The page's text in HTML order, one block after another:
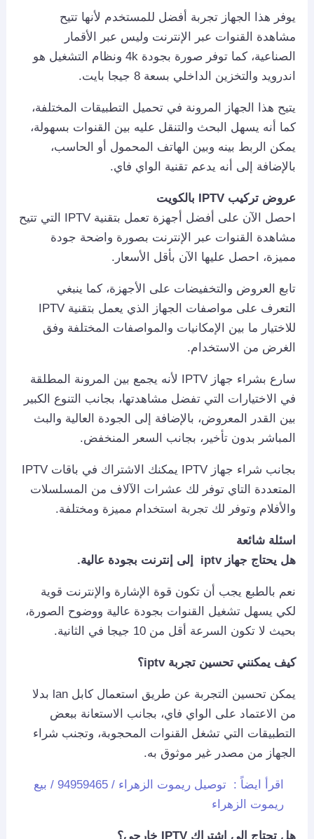
يوفر هذا الجهاز تجربة أفضل للمستخدم لأنها تتيح
مشاهدة القنوات عبر الإنترنت وليس عبر الأقمار
الصناعية، كما توفر صورة بجودة 4k ونظام التشغيل هو
اندرويد والتخزين الداخلي بسعة 8 جيجا بايت.
يتيح هذا الجهاز المرونة في تحميل التطبيقات المختلفة،
كما أنه يسهل البحث والتنقل عليه بين القنوات بسهولة،
يمكن الربط بينه وبين الهاتف المحمول أو الحاسب،
بالإضافة إلى أنه يدعم تقنية الواي فاي.
عروض تركيب IPTV بالكويت
احصل الآن على أفضل أجهزة تعمل بتقنية IPTV التي تتيح
مشاهدة القنوات عبر الإنترنت بصورة واضحة جودة
مميزة، احصل عليها الآن بأقل الأسعار.
تابع العروض والتخفيضات على الأجهزة، كما ينبغي
التعرف على مواصفات الجهاز الذي يعمل بتقنية IPTV
للاختيار ما بين الإمكانيات والمواصفات المختلفة وفق
الغرض من الاستخدام.
سارع بشراء جهاز IPTV لأنه يجمع بين المرونة المطلقة
في الاختيارات التي تفضل مشاهدتها، بجانب التنوع الكبير
بين القدر المعروض، بالإضافة إلى الجودة العالية والبث
المباشر بدون تأخير، بجانب السعر المنخفض.
بجانب شراء جهاز IPTV يمكنك الاشتراك في باقات IPTV
المتعددة التاي توفر لك عشرات الآلاف من المسلسلات
والأفلام وتوفر لك تجربة استخدام مميزة ومختلفة.
اسئلة شائعة
هل يحتاج جهاز iptv إلى إنترنت بجودة عالية.
نعم بالطبع يجب أن تكون قوة الإشارة والإنترنت قوية
لكي يسهل تشغيل القنوات بجودة عالية ووضوح الصورة،
بحيث لا تكون السرعة أقل من 10 جيجا في الثانية.
كيف يمكنني تحسين تجربة iptv؟
يمكن تحسين التجربة عن طريق استعمال كابل lan بدلا
من الاعتماد على الواي فاي، بجانب الاستعانة ببعض
التطبيقات التي تشغل القنوات المحجوبة، وتجنب شراء
الجهاز من مصدر غير موثوق به.
اقرأ ايضاً :
توصيل ريموت الزهراء / 94959465 / بيع
ريموت الزهراء
هل تحتاج إلى اشتراك IPTV خارجي؟